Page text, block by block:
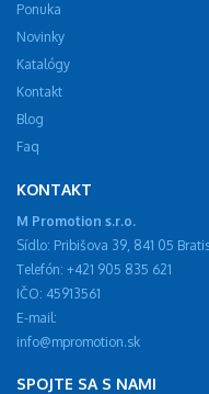
Ponuka
Novinky
Katalógy
Kontakt
Blog
Faq
KONTAKT
M Promotion s.r.o.
Sídlo: Pribišova 39, 841 05
Telefón: +421 905 835 621
IČO: 45913561
E-mail:
info@mpromotion.sk
SPOJTE SA S NAMI